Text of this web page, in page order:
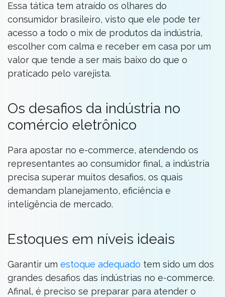
Essa tática tem atraído os olhares do
consumidor brasileiro, visto que ele pode ter
acesso a todo o mix de produtos da indústria,
escolher com calma e receber em casa por um
valor que tende a ser mais baixo do que o
praticado pelo varejista.
Os desafios da indústria no
comércio eletrônico
Para apostar no e-commerce, atendendo os
representantes ao consumidor final, a indústria
precisa superar muitos desafios, os quais
demandam planejamento, eficiência e
inteligência de mercado.
Estoques em níveis ideais
Garantir um estoque adequado tem sido um dos
grandes desafios das indústrias no e-commerce.
Afinal, é preciso se preparar para atender o